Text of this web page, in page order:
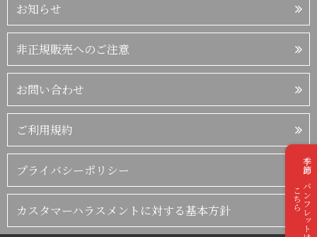
お知らせ
非正規販売へのご注意
お問い合わせ
ご利用規約
プライバシーポリシー
カスタマーハラスメントに対する基本方針 季節のパンフレットは
こちら